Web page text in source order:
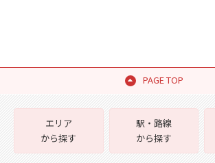
PAGE TOP
エリア
から探す
駅・路線
から探す